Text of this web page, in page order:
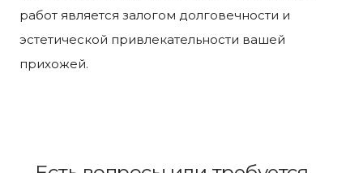
работ является залогом долговечности и
эстетической привлекательности вашей
прихожей.